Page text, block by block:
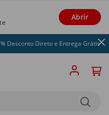
Abrir
Direto e Entrega Grátis